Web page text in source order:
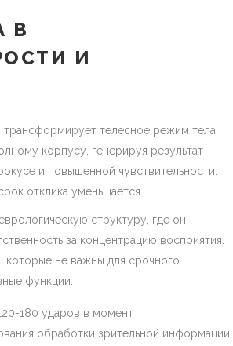
В
И
телесное режим тела.
корпусу, генерируя результат
и повышенной чувствительности.
отклика уменьшается.
структуру, где он
за концентрацию восприятия.
которые не важны для срочного
функции.
180 ударов в момент
обработки зрительной информации